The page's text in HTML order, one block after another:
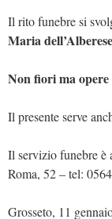
Il rito funebre si
Maria
Non fiori ma opere
Il presente serve
Il servizio funebre è
Roma, 52 – tel:
Grosseto, 11